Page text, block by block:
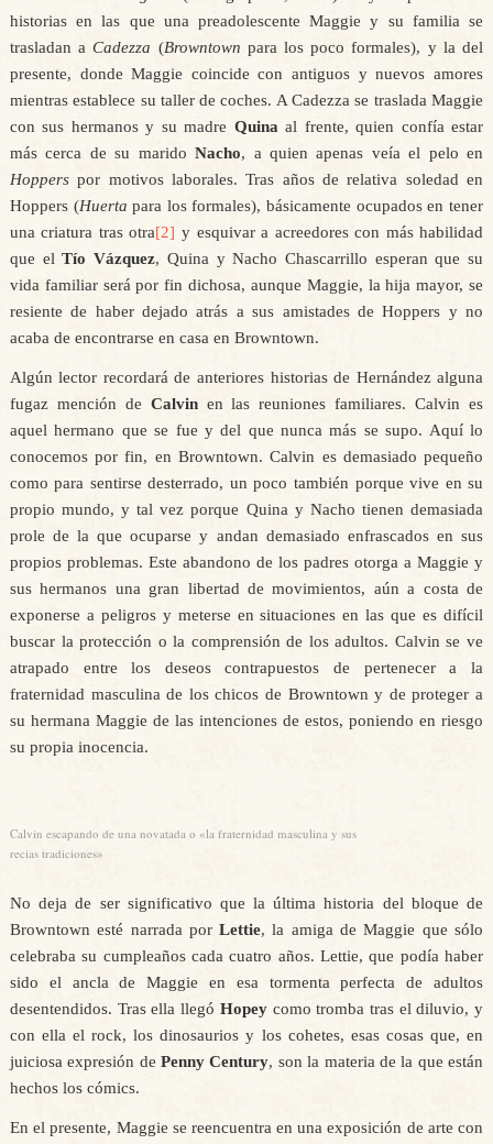
historias en las que una preadolescente Maggie y su familia se
trasladan aCadezza (Browntown para los poco formales), y la del
presente, donde Maggie coincide con antiguos y nuevos amores
mientras establece su taller de coches. A Cadezza se traslada Maggie
con sus hermanos y su madre Quina al frente, quien confía estar
más cerca de su maridoNacho, a quien apenas veía el pelo en
Hopperspor motivos laborales. Tras años de relativa soledad en
Hoppers (Huerta para los formales), básicamente ocupados en tener
una criatura tras otra[2] y esquivar a acreedores con más habilidad
que elTío Vázquez, Quina y Nacho Chascarrillo esperan que su
vida familiar será por fin dichosa, aunque Maggie, la hija mayor, se
resiente de haber dejado atrás a sus amistades de Hoppers y no
acaba de encontrarse en casa en Browntown.
Algún lector recordará de anteriores historias de Hernández alguna
fugaz mención de Calvinen las reuniones familiares. Calvin es
aquel hermano que se fue y del que nunca más se supo. Aquí lo
conocemos por fin, en Browntown. Calvin es demasiado pequeño
como para sentirse desterrado, un poco también porque vive en su
propio mundo, y tal vez porque Quina y Nacho tienen demasiada
prole de la que ocuparse y andan demasiado enfrascados en sus
propios problemas. Este abandono de los padres otorga a Maggie y
sus hermanos una gran libertad de movimientos, aún a costa de
exponerse a peligros y meterse en situaciones en las que es difícil
buscar la protección o la comprensión de los adultos. Calvin se ve
atrapado entre los deseos contrapuestos de pertenecer a la
fraternidad masculina de los chicos de Browntown y de proteger a
su hermana Maggie de las intenciones de estos, poniendo en riesgo
su propia inocencia.
Calvin escapando de una novatada o «la fraternidad masculina y sus
recias tradiciones»
No deja de ser significativo que la última historia del bloque de
Browntown esté narrada porLettie, la amiga de Maggie que sólo
celebraba su cumpleaños cada cuatro años. Lettie, que podía haber
sido el ancla de Maggie en esa tormenta perfecta de adultos
desentendidos. Tras ella llegó Hopeycomo tromba tras el diluvio, y
con ella el rock, los dinosaurios y los cohetes, esas cosas que, en
juiciosa expresión dePenny Century, son la materia de la que están
hechos los cómics.
En el presente, Maggie se reencuentra en una exposición de arte con